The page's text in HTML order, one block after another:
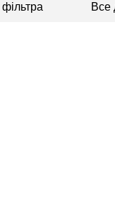
Все